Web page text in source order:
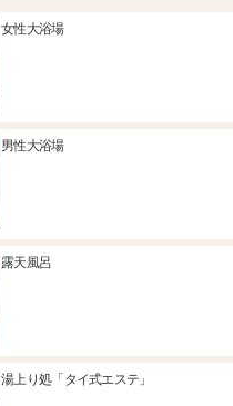
女性大浴場
男性大浴場
露天風呂
湯上り処「タイ式エステ」